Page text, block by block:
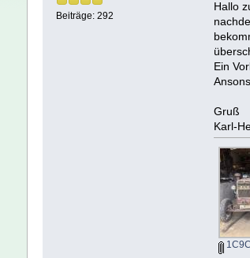
Beiträge: 292
Hallo
Ein
Gruß
Karl-